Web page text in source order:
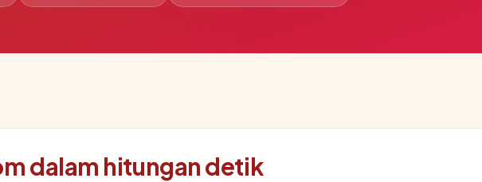
dalam hitungan detik